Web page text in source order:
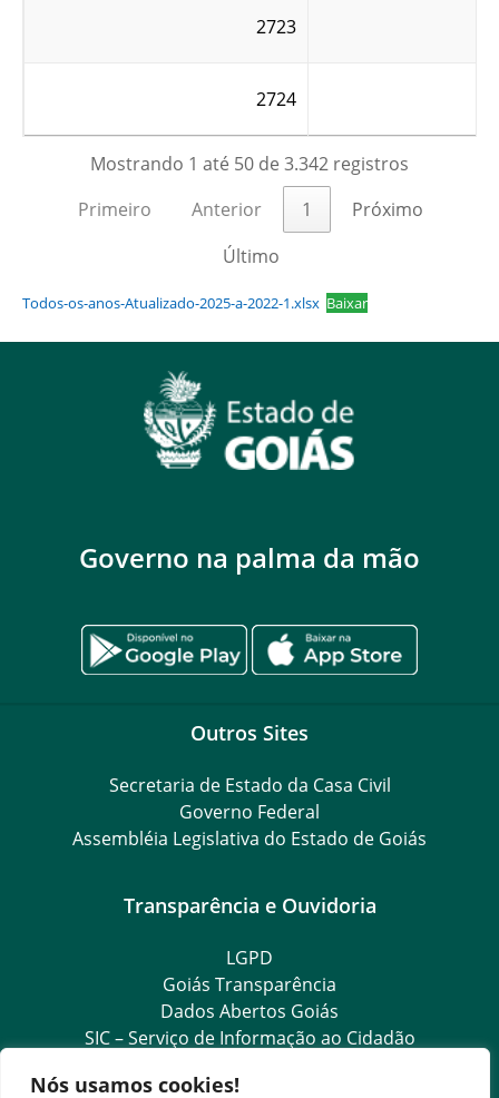
Nós usamos cookies!
2723
2724
Mostrando 1 até 50 de 3.342 registros
Primeiro
Anterior 1
Próximo
Último
Todos-os-anos-Atualizado-2025-a-2022-1.xlsx Baixar
Governo na palma da mão
Outros Sites
Secretaria de Estado da Casa Civil
Governo Federal
Assembléia Legislativa do Estado de Goiás
Transparência e Ouvidoria
LGPD
Goiás Transparência
Dados Abertos Goiás
SIC – Serviço de Informação ao Cidadão
Acesso à Informação